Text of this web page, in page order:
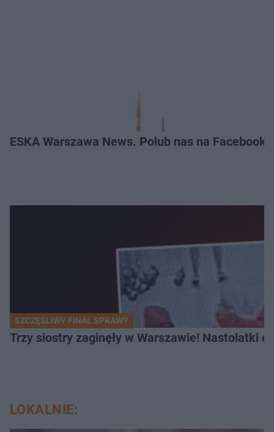
ESKA Warszawa News. Polub nas na
SZCZĘŚLIWY FINAŁ SPRAWY
Trzy siostry zaginęły w Warszawie! Nastolatki
LOKALNIE: